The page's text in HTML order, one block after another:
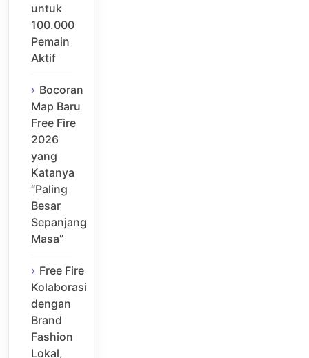
untuk
100.000
Pemain
Aktif
Bocoran
Map Baru
Free Fire
2026
yang
Katanya
“Paling
Besar
Sepanjang
Masa”
Free Fire
Kolaborasi
dengan
Brand
Fashion
Lokal,